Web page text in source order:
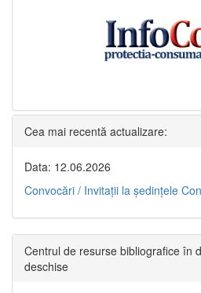
Cea mai recentă actualizare:
Data: 12.06.2026
Convocări / Invitaţii la şedinţele
Centrul de resurse bibliografice în
deschise